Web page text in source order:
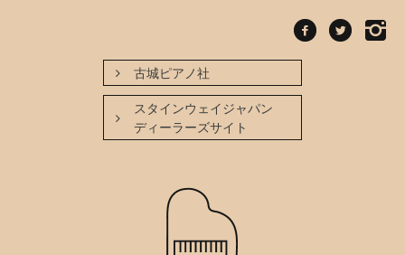
古城ピアノ社
スタインウェイジャパン
ディーラーズサイト